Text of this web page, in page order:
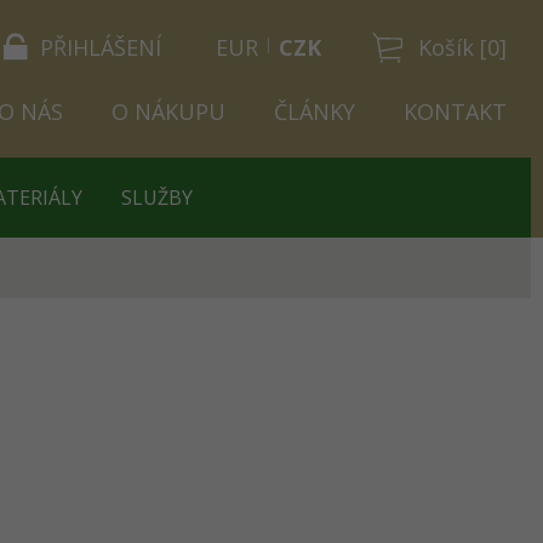
PŘIHLÁŠENÍ Košík [0]
EUR CZK
O NÁS O NÁKUPU ČLÁNKY KONTAKT
SLUŽBY